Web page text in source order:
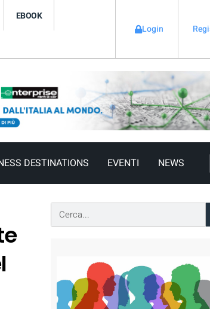
EBOOK
Login
DESTINATIONS EVENTI NEWS